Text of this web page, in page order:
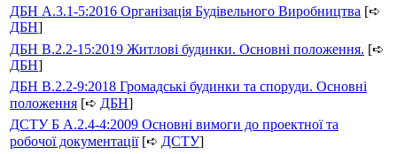
ДБН А.3.1-5:2016 Організація Будівельного Виробництва [➪
ДБН]
ДБН В.2.2-15:2019 Житлові будинки. Основні положення. [➪
ДБН]
ДБН В.2.2-9:2018 Громадські будинки та споруди. Основні
положення [➪ ДБН]
ДСТУ Б А.2.4-4:2009 Основні вимоги до проектної та
робочої документації[➪ ДСТУ]